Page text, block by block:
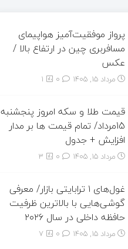
پرواز موفقیت‌آمیز هواپیمای
مسافربری چین در ارتفاع بالا /
عکس
مرداد ۱۵, ۱۴۰۵ 1
قیمت طلا و سکه امروز پنجشنبه
15مرداد/ تمام قیمت ها بر مدار
افزایش + جدول
مرداد ۱۵, ۱۴۰۵ 3
غول‌های ۱ ترابایتی بازار/ معرفی
گوشی‌هایی با بالاترین ظرفیت
حافظه داخلی در سال ۲۰۲۶
مرداد ۱۵, ۱۴۰۵ 7